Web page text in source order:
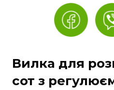
Вилка для
сот з